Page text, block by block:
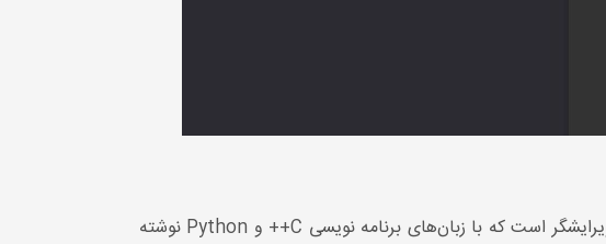
یکی از ویرایشگرهای مناسب متن SUBLIME TEXT می‌باشد که دلیل مشهور شدن آن سرعت بالا این ویرایشگر است که با زبان‌های برنامه نویسی C++ و Python نوشته